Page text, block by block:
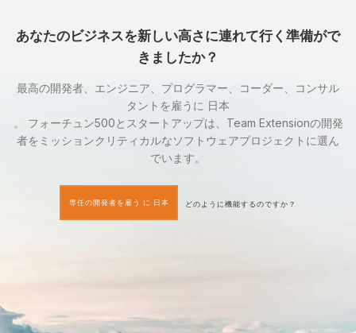
あなたのビジネスを新しい高さに連れて行く準備がで
きましたか？
最高の開発者、エンジニア、プログラマー、コーダー、コンサル
タントを雇うに 日本
。 フォーチュン500とスタートアップは、Team Extensionの開発
者をミッションクリティカルなソフトウェアプロジェクトに選ん
でいます。
専任の開発者を雇う に 日本 どのように機能するのですか？